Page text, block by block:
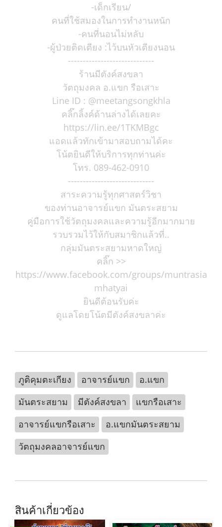
-เด็กเรียน/
คนที่ใช้สมองในการทำงานหนัก
-คนที่นอนไม่หลับ
-ผู้ป่วยติดเตียง :ไว้บนหัวเตียงนอน
-----------------------------
ร้านมีตังค์สงขลา
วัตถุมงคล อ.แขก รือเสาะ
Line ID : @meetangsongkhla
คลิ๊กลิ้งค์ด้านล่างได้เลยคะ
https://lin.ee/1TKMBgc
แอดแล้วทักเข้ามาสอบถามได้คะ
โน้ตยินดีให้บริการทุกท่านค่ะ
โทร. 089-462-0910
-----------------------------
สาระความรู้ทุกศาสตร์วิชา
ของท่านอาจารย์แขก มันตระสยาม
คู่มือการใช้วัตถุมงคลและความรู้อีกมากมาย
รวบรวมไว้ให้กับสมาชิกแล้วที่..
กลุ่มมันตระสยามหาดใหญ่
คลิ๊ก >>
https://www.facebook.com/groups/muntrasia
mhatyai
ยินดีต้อนรับค่ะ
ดูแลโดยโน้ตมีตังค์สงขลาค่ะ
ภูติคุมตะเกียง อาจารย์แขก
อ.แขก
มันตระสยาม
มีตังค์สงขลา
แขกรือเสาะ
อาจารย์แขกรือเสาะ
อ.แขกมันตระสยาม
วัตถุมงคลอาจารย์แขก
สินค้าเกี่ยวข้อง